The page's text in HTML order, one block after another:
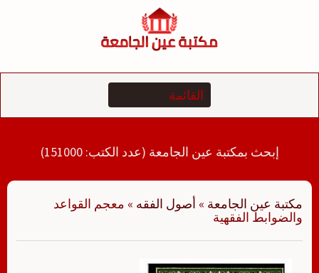
إبحث بمكتبة عين الجامعة (عدد الكتب: 151000)
مكتبة عين الجامعة » أصول الفقه » معجم القواعد
والضوابط الفقهية